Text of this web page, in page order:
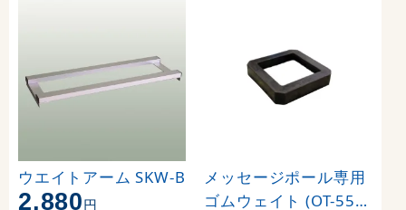
ウエイトアーム SKW-B
2,880円
メッセージポール専用
ゴムウェイト (OT-550-